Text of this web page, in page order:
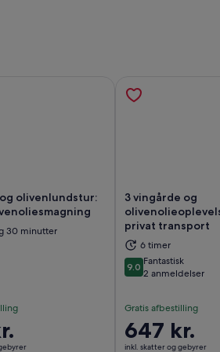
olivenlundstur:
30 minutter
Åbner i en ny fane
3 vingårde og
privat transport
6 timer
9.09.0 ud af 10
Fantastisk
2 anmeldelser
Gratis afbestilling
Prisen
er
647 kr.
inkl. skatter og gebyrer